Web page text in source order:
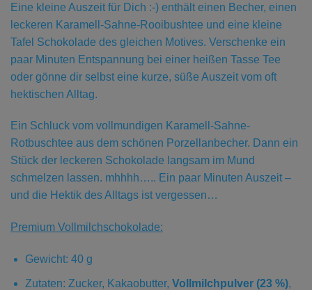
Eine kleine Auszeit für Dich :-) enthält einen Becher, einen
leckeren Karamell-Sahne-Rooibushtee und eine kleine
Tafel Schokolade des gleichen Motives. Verschenke ein
paar Minuten Entspannung bei einer heißen Tasse Tee
oder gönne dir selbst eine kurze, süße Auszeit vom oft
hektischen Alltag.
Ein Schluck vom vollmundigen Karamell-Sahne-
Rotbuschtee aus dem schönen Porzellanbecher. Dann ein
Stück der leckeren Schokolade langsam im Mund
schmelzen lassen. mhhhh….. Ein paar Minuten Auszeit –
und die Hektik des Alltags ist vergessen…
Premium Vollmilchschokolade:
Gewicht: 40 g
Zutaten: Zucker, Kakaobutter, Vollmilchpulver (23 %),